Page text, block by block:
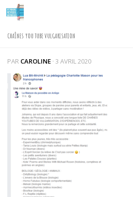
Skip to content
CHAÎNES YOU TUBE VULGARISATION
PAR CAROLINE · 3 AVRIL 2020